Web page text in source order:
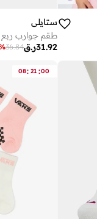
ستايلي
ر.ق31.92
36.84
08: 21 :00